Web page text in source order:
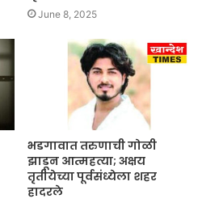
June 8, 2025
भडगावात तरुणाची गोळी
झाडून आत्महत्या; अक्षय
तृतीयेच्या पूर्वसंध्येला शहर
हादरले